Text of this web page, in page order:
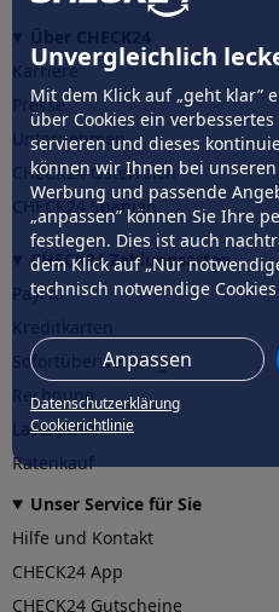
Unvergleichlich
Mit dem Klick auf „geht klar”
über Cookies ein
servieren und dieses
können wir Ihnen bei
Werbung und passende
„anpassen” können Sie Ihre
festlegen. Dies ist auch
dem Klick auf „Nur
technisch notwendige
Anpassen
Datenschutzerklärung
Cookierichtlinie
Karriere
Presse
Unternehmen
CHECK24 Österreich
CHECK24 Spanien
CHECK24 Zahlungsarten
PayPal
Sofortüberweisung
Rechnung
Lastschrift
Ratenkauf
Unser Service für Sie
Hilfe und Kontakt
CHECK24 App
CHECK24 Gutscheine